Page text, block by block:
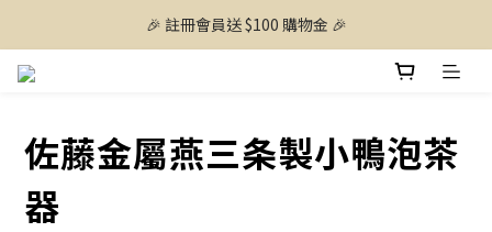
🎉 註冊會員送 $100 購物金 🎉
佐藤金屬燕三条製小鴨泡茶
器